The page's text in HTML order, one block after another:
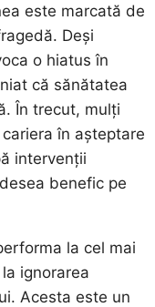
este marcată de
Deși
o hiatus în
că sănătatea
În trecut, mulți
în așteptare
intervenții
benefic pe
la cel mai
ignorarea
Acesta este un